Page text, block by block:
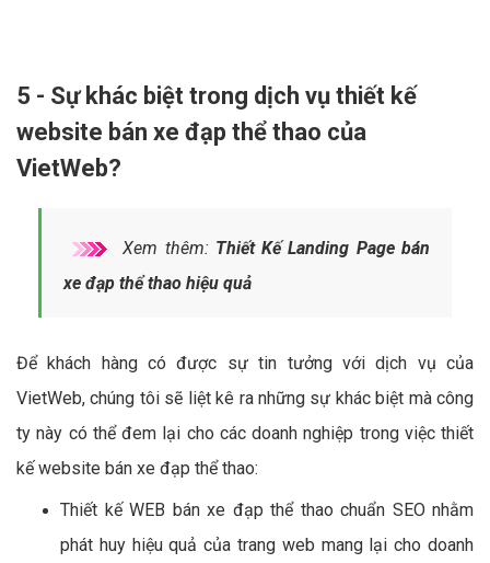
5 - Sự khác biệt trong dịch vụ thiết kế
website bán xe đạp thể thao của
VietWeb?
Xem thêm: Thiết Kế Landing Page bán
xe đạp thể thao hiệu quả
Để khách hàng có được sự tin tưởng với dịch vụ của
VietWeb, chúng tôi sẽ liệt kê ra những sự khác biệt mà công
ty này có thể đem lại cho các doanh nghiệp trong việc thiết
kế website bán xe đạp thể thao:
Thiết kế WEB bán xe đạp thể thao chuẩn SEO nhằm
phát huy hiệu quả của trang web mang lại cho doanh